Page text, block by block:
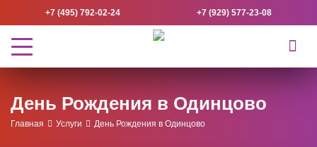
+7 (495) 792-02-24 +7 (929) 577-23-08
День Рождения в Одинцово
Главная Услуги День Рождения в Одинцово